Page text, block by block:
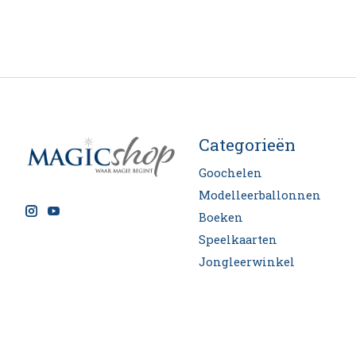
Categorieën
Goochelen
Modelleerballonnen
Boeken
Speelkaarten
Jongleerwinkel